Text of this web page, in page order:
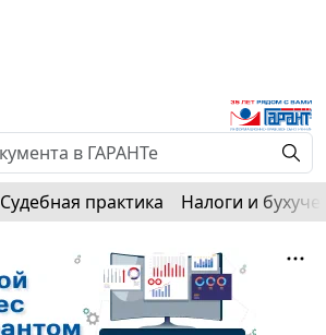
Судебная практика Налоги и